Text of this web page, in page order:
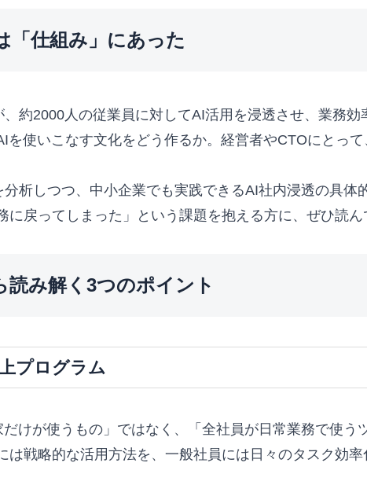
「仕組み」にあった
約2000人の従業員に対してAI活用を浸透させ、業務
使いこなす文化をどう作るか。経営者やCTOにとって
析しつつ、中小企業でも実践できるAI社内浸透の具
戻ってしまった」という課題を抱える方に、ぜひ読ん
み解く3つのポイント
プログラム
けが使うもの」ではなく、「全社員が日常業務で使
戦略的な活用方法を、一般社員には日々のタスク効率